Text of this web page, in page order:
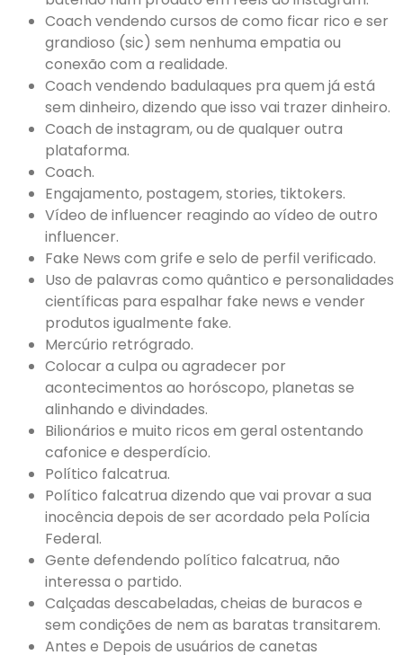
Coach vendendo cursos de como ficar rico e ser
grandioso (sic) sem nenhuma empatia ou
conexão com a realidade.
Coach vendendo badulaques pra quem já está
sem dinheiro, dizendo que isso vai trazer dinheiro.
Coach de instagram, ou de qualquer outra
plataforma.
Coach.
Engajamento, postagem, stories, tiktokers.
Vídeo de influencer reagindo ao vídeo de outro
influencer.
Fake News com grife e selo de perfil verificado.
Uso de palavras como quântico e personalidades
científicas para espalhar fake news e vender
produtos igualmente fake.
Mercúrio retrógrado.
Colocar a culpa ou agradecer por
acontecimentos ao horóscopo, planetas se
alinhando e divindades.
Bilionários e muito ricos em geral ostentando
cafonice e desperdício.
Político falcatrua.
Político falcatrua dizendo que vai provar a sua
inocência depois de ser acordado pela Polícia
Federal.
Gente defendendo político falcatrua, não
interessa o partido.
Calçadas descabeladas, cheias de buracos e
sem condições de nem as baratas transitarem.
Antes e Depois de usuários de canetas